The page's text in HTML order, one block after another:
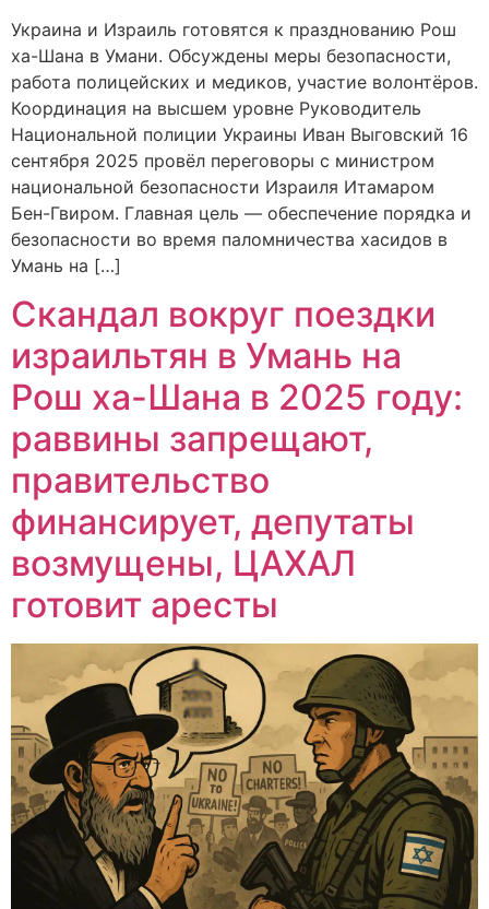
Украина и Израиль готовятся к празднованию Рош
ха-Шана в Умани. Обсуждены меры безопасности,
работа полицейских и медиков, участие волонтёров.
Координация на высшем уровне Руководитель
Национальной полиции Украины Иван Выговский 16
сентября 2025 провёл переговоры с министром
национальной безопасности Израиля Итамаром
Бен-Гвиром. Главная цель — обеспечение порядка и
безопасности во время паломничества хасидов в
Умань на […]
Скандал вокруг поездки
израильтян в Умань на
Рош ха-Шана в 2025 году:
раввины запрещают,
правительство
финансирует, депутаты
возмущены, ЦАХАЛ
готовит аресты